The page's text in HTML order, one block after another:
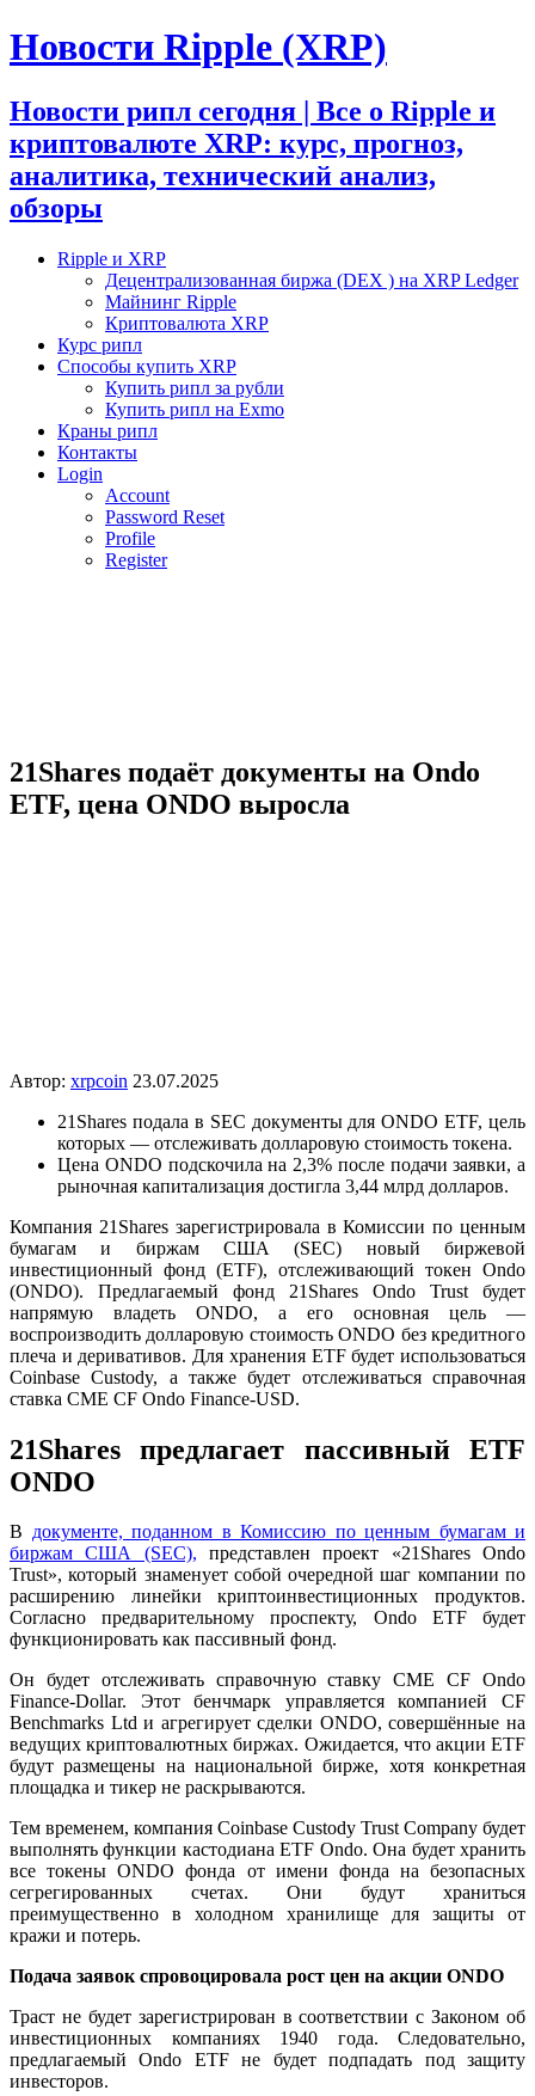
Новости Ripple (XRP)
Новости рипл сегодня | Все о Ripple и
криптовалюте XRP: курс, прогноз,
аналитика, технический анализ,
обзоры
Ripple и XRP
Децентрализованная биржа (DEX ) на XRP Ledger
Майнинг Ripple
Криптовалюта XRP
Курс рипл
Способы купить XRP
Купить рипл за рубли
Купить рипл на Exmo
Краны рипл
Контакты
Login
Account
Password Reset
Profile
Register
21Shares подаёт документы на Ondo
ETF, цена ONDO выросла
Автор: xrpcoin 23.07.2025
21Shares подала в SEC документы для ONDO ETF, цель
которых — отслеживать долларовую стоимость токена.
Цена ONDO подскочила на 2,3% после подачи заявки, а
рыночная капитализация достигла 3,44 млрд долларов.
Компания 21Shares зарегистрировала в Комиссии по ценным
бумагам и биржам США (SEC) новый биржевой
инвестиционный фонд (ETF), отслеживающий токен Ondo
(ONDO). Предлагаемый фонд 21Shares Ondo Trust будет
напрямую владеть ONDO, а его основная цель —
воспроизводить долларовую стоимость ONDO без кредитного
плеча и деривативов. Для хранения ETF будет использоваться
Coinbase Custody, а также будет отслеживаться справочная
ставка CME CF Ondo Finance-USD.
21Shares предлагает пассивный ETF
ONDO
В документе, поданном в Комиссию по ценным бумагам и
биржам США (SEC), представлен проект «21Shares Ondo
Trust», который знаменует собой очередной шаг компании по
расширению линейки криптоинвестиционных продуктов.
Согласно предварительному проспекту, Ondo ETF будет
функционировать как пассивный фонд.
Он будет отслеживать справочную ставку CME CF Ondo
Finance-Dollar. Этот бенчмарк управляется компанией CF
Benchmarks Ltd и агрегирует сделки ONDO, совершённые на
ведущих криптовалютных биржах. Ожидается, что акции ETF
будут размещены на национальной бирже, хотя конкретная
площадка и тикер не раскрываются.
Тем временем, компания Coinbase Custody Trust Company будет
выполнять функции кастодиана ETF Ondo. Она будет хранить
все токены ONDO фонда от имени фонда на безопасных
сегрегированных счетах. Они будут храниться
преимущественно в холодном хранилище для защиты от
кражи и потерь.
Подача заявок спровоцировала рост цен на акции ONDO
Траст не будет зарегистрирован в соответствии с Законом об
инвестиционных компаниях 1940 года. Следовательно,
предлагаемый Ondo ETF не будет подпадать под защиту
инвесторов.